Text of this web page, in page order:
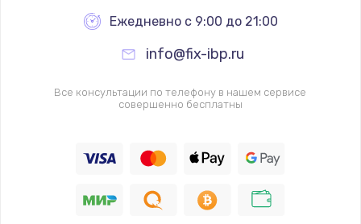
Ежедневно с 9:00 до 21:00
info@fix-ibp.ru
Все консультации по телефону в нашем сервисе
совершенно бесплатны